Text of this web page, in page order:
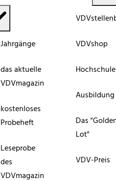
Jahrgänge
das aktuelle
VDVmagazin
kostenloses
Probeheft
Leseprobe
des
VDVmagazin
VDVshop
Ausbildung
Das
Lot"
VDV-Preis